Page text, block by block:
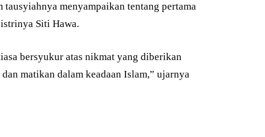
menyampaikan tentang pertama
Siti Hawa.
bersyukur atas nikmat yang diberikan
matikan dalam keadaan Islam,” ujarnya